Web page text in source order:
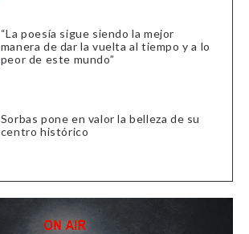
“La poesía sigue siendo la mejor
manera de dar la vuelta al tiempo y a lo
peor de este mundo”
Sorbas pone en valor la belleza de su
centro histórico